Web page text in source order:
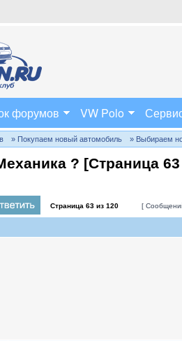
форумов VW Polo
» Покупаем новый автомобиль » Выбираем
? [Страница 63
Страница 63 из 120 [